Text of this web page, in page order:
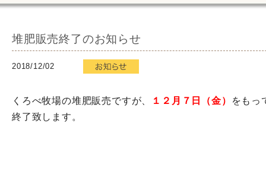
堆肥販売終了のお知らせ
2018/12/02
くろべ牧場の堆肥販売ですが、 １２月７日（金）
をもっ
終了致します。